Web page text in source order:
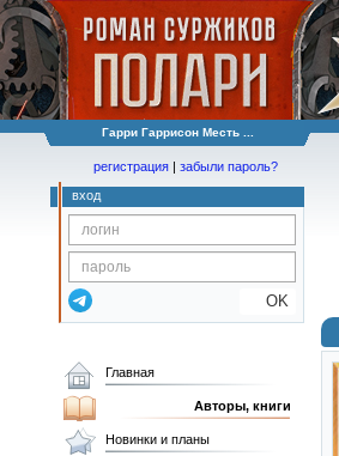
Гарри Гаррисон Месть ...
регистрация | забыли пароль?
вход
OK
Главная
Авторы, книги
Новинки и планы